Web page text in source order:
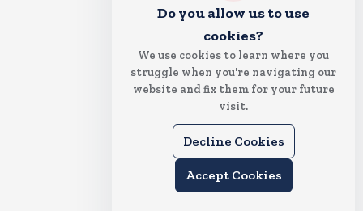
Do you allow us to use
cookies?
We use cookies to learn where you
struggle when you're navigating our
website and fix them for your future
visit.
Decline Cookies
Accept Cookies